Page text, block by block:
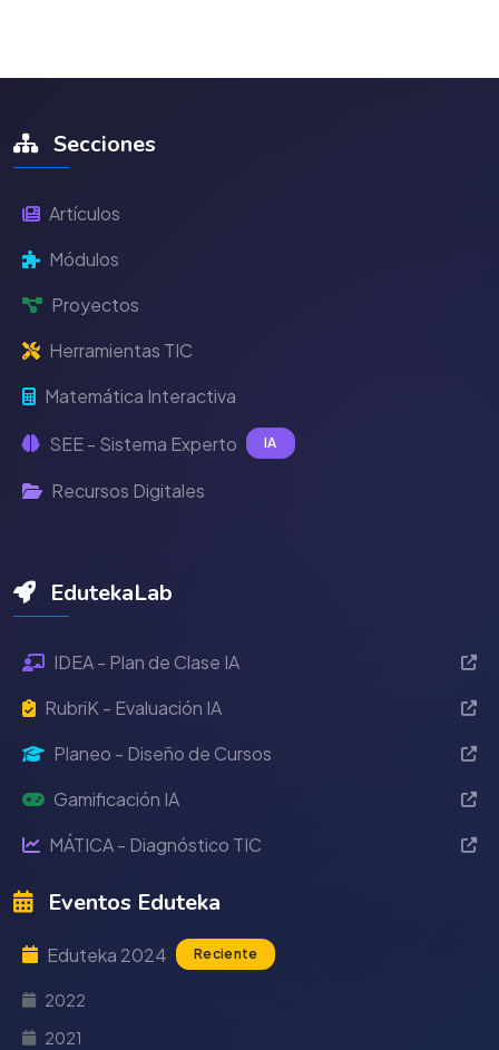
Secciones
Artículos
Módulos
Proyectos
Herramientas TIC
Matemática Interactiva
SEE - Sistema Experto IA
Recursos Digitales
EdutekaLab
IDEA - Plan de Clase IA
RubriK - Evaluación IA
Planeo - Diseño de Cursos
Gamificación IA
MÁTICA - Diagnóstico TIC
Eventos Eduteka
Eduteka 2024 Reciente
2022
2021